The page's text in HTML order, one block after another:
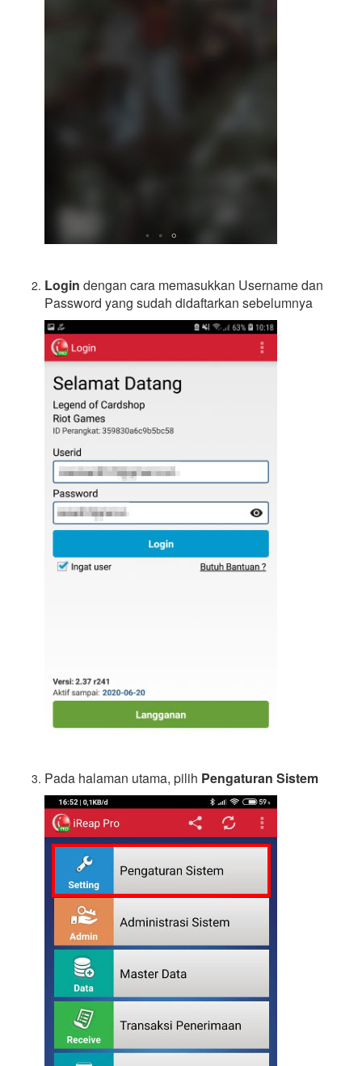
Login dengan cara memasukkan Username dan
Password yang sudah didaftarkan sebelumnya
Pada halaman utama, pilih Pengaturan Sistem